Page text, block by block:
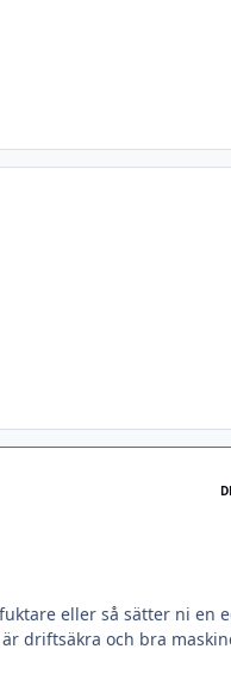
eller så sätter ni en
driftsäkra och bra